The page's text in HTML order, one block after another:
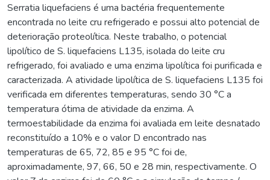
Serratia liquefaciens é uma bactéria frequentemente
encontrada no leite cru refrigerado e possui alto potencial de
deterioração proteolítica. Neste trabalho, o potencial
lipolítico de S. liquefaciens L135, isolada do leite cru
refrigerado, foi avaliado e uma enzima lipolítica foi purificada e
caracterizada. A atividade lipolítica de S. liquefaciens L135 foi
verificada em diferentes temperaturas, sendo 30 °C a
temperatura ótima de atividade da enzima. A
termoestabilidade da enzima foi avaliada em leite desnatado
reconstituído a 10% e o valor D encontrado nas
temperaturas de 65, 72, 85 e 95 °C foi de,
aproximadamente, 97, 66, 50 e 28 min, respectivamente. O